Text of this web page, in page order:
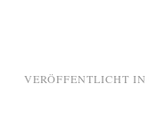
VERÖFFENTLICHT IN